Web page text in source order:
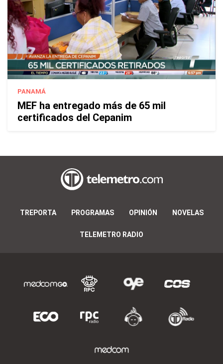
PANAMÁ
MEF ha entregado más de 65 mil
certificados del Cepanim
TREPORTA PROGRAMAS OPINIÓN NOVELAS
TELEMETRO RADIO